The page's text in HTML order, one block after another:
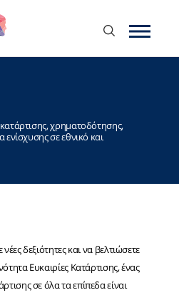
χρηματοδότησης,
ενίσχυσης σε εθνικό και
δεξιότητες και να βελτιώσετε
Ευκαιρίες Κατάρτισης, ένας
σε όλα τα επίπεδα είναι